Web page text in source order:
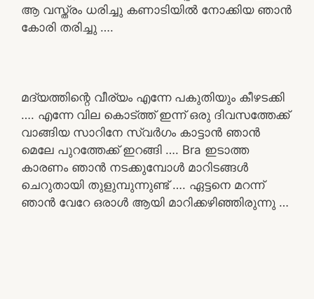
ആ വസ്ത്രം ധരിച്ചു കണാടിയിൽ നോക്കിയ ഞാൻ
കോരി തരിച്ചു ….
മദ്യത്തിന്റെ വീര്യം എന്നേ പകുതിയും കീഴടക്കി
…. എന്നേ വില കൊട്ത്ത് ഇന്ന് ഒരു ദിവസത്തേക്ക്
വാങ്ങിയ സാറിനേ സ്വർഗം കാട്ടാൻ ഞാൻ
മെലേ പുറത്തേക്ക് ഇറങ്ങി …. Bra ഇടാത്ത
കാരണം ഞാൻ നടക്കുമ്പോൾ മാറിടങ്ങൾ
ചെറുതായി തുളുമ്പുന്നുണ്ട് …. ഏട്ടനെ മറന്ന്
ഞാൻ വേറേ ഒരാൾ ആയി മാറിക്കഴിഞ്ഞിരുന്നു …